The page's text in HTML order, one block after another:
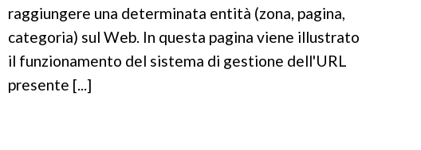
raggiungere una determinata entità (zona, pagina,
categoria) sul Web. In questa pagina viene illustrato
il funzionamento del sistema di gestione dell'URL
presente [...]